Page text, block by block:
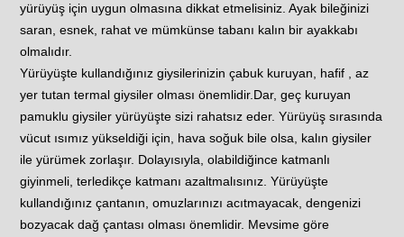
yürüyüş için uygun olmasına dikkat etmelisiniz. Ayak bileğinizi
saran, esnek, rahat ve mümkünse tabanı kalın bir ayakkabı
olmalıdır.
Yürüyüşte kullandığınız giysilerinizin çabuk kuruyan, hafif , az
yer tutan termal giysiler olması önemlidir.Dar, geç kuruyan
pamuklu giysiler yürüyüşte sizi rahatsız eder. Yürüyüş sırasında
vücut ısımız yükseldiği için, hava soğuk bile olsa, kalın giysiler
ile yürümek zorlaşır. Dolayısıyla, olabildiğince katmanlı
giyinmeli, terledikçe katmanı azaltmalısınız. Yürüyüşte
kullandığınız çantanın, omuzlarınızı acıtmayacak, dengenizi
bozyacak dağ çantası olması önemlidir. Mevsime göre